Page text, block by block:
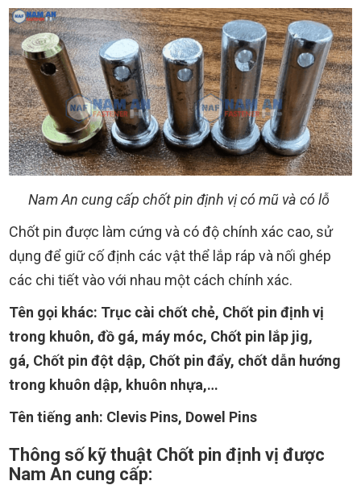
Nam An cung cấp chốt pin định vị có mũ và có lỗ
Chốt pin được làm cứng và có độ chính xác cao, sử
dụng để giữ cố định các vật thể lắp ráp và nối ghép
các chi tiết vào với nhau một cách chính xác.
Tên gọi khác: Trục cài chốt chẻ, Chốt pin định vị
trong khuôn, đồ gá, máy móc, Chốt pin lắp jig,
gá, Chốt pin đột dập, Chốt pin đẩy, chốt dẫn hướng
trong khuôn dập, khuôn nhựa,…
Tên tiếng anh: Clevis Pins, Dowel Pins
Thông số kỹ thuật Chốt pin định vị được
Nam An cung cấp: